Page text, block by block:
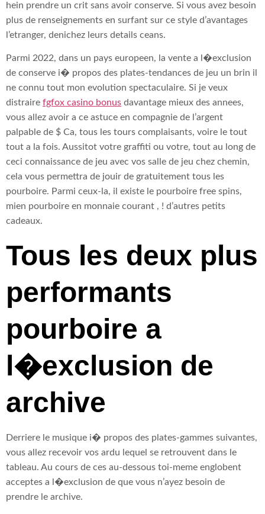
hein prendre un crit sans avoir conserve. Si vous avez besoin
plus de renseignements en surfant sur ce style d’avantages
l’etranger, denichez leurs details ceans.
Parmi 2022, dans un pays europeen, la vente a l�exclusion
de conserve i� propos des plates-tendances de jeu un brin il
ne connu tout mon evolution spectaculaire. Si je veux
distraire fgfox casino bonus davantage mieux des annees,
vous allez avoir a ce astuce en compagnie de l’argent
palpable de $ Ca, tous les tours complaisants, voire le tout
tout a la fois. Aussitot votre graffiti ou votre, tout au long de
ceci connaissance de jeu avec vos salle de jeu chez chemin,
cela vous permettra de jouir de gratuitement tous les
pourboire. Parmi ceux-la, il existe le pourboire free spins,
mien pourboire en monnaie courant , ! d’autres petits
cadeaux.
Tous les deux plus
performants
pourboire a
l�exclusion de
archive
Derriere le musique i� propos des plates-gammes suivantes,
vous allez recevoir vos ardu lequel se retrouvent dans le
tableau. Au cours de ces au-dessous toi-meme englobent
acceptes a l�exclusion de que vous n’ayez besoin de
prendre le archive.